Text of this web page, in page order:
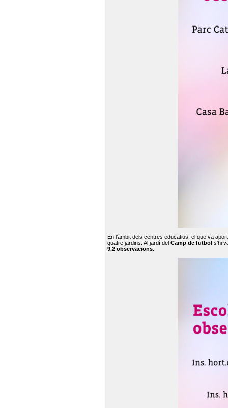
En l’àmbit dels centres educatius, el que va
quatre jardins. Al jardí del Camp de futbol s’hi
9,2 observacions